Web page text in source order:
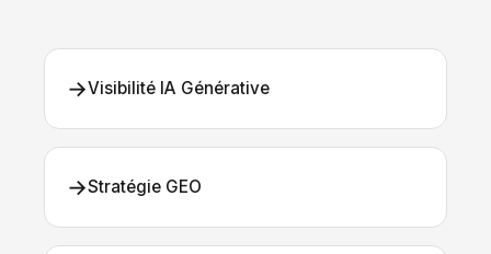
→Visibilité IA Générative
→Stratégie GEO